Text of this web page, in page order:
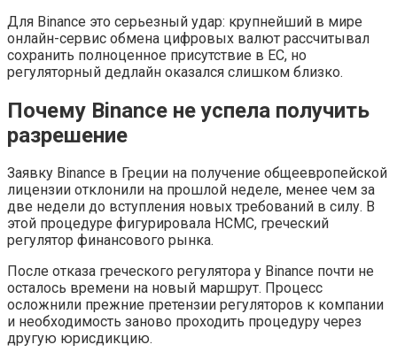
Для Binance это серьезный удар: крупнейший в мире
онлайн-сервис обмена цифровых валют рассчитывал
сохранить полноценное присутствие в ЕС, но
регуляторный дедлайн оказался слишком близко.
Почему Binance не успела получить
разрешение
Заявку Binance в Греции на получение общеевропейской
лицензии отклонили на прошлой неделе, менее чем за
две недели до вступления новых требований в силу. В
этой процедуре фигурировала HCMC, греческий
регулятор финансового рынка.
После отказа греческого регулятора у Binance почти не
осталось времени на новый маршрут. Процесс
осложнили прежние претензии регуляторов к компании
и необходимость заново проходить процедуру через
другую юрисдикцию.